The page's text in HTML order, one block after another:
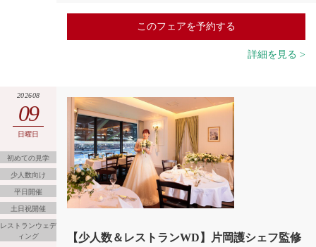
このフェアを予約する
詳細を見る >
202608
09
日曜日
初めての見学
少人数向け
平日開催
土日祝開催
レストランウェデ
ィング
【少人数＆レストランWD】片岡護シェフ監修